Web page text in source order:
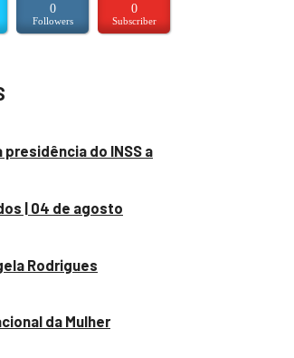
0
Followers
0
Subscriber
do INSS a
| 04 de agosto
Rodrigues
da Mulher